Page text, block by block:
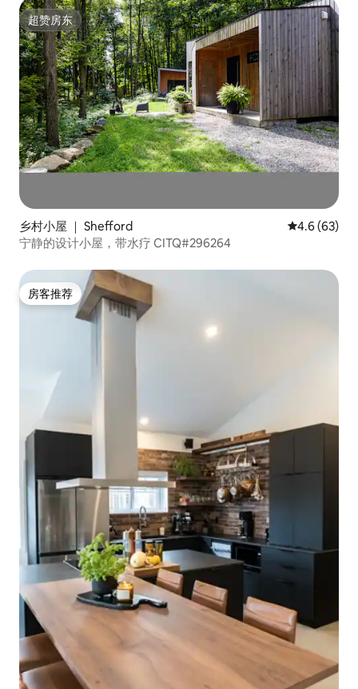
超赞房东
超赞房东
乡村小屋 ｜ Shefford 平均评分
4.6 (63)
宁静的设计小屋，带水疗 CITQ#296264
房客推荐
房客推荐